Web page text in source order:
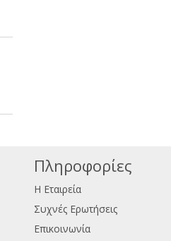
Πληροφορίες
Η Εταιρεία
Συχνές Ερωτήσεις
Επικοινωνία